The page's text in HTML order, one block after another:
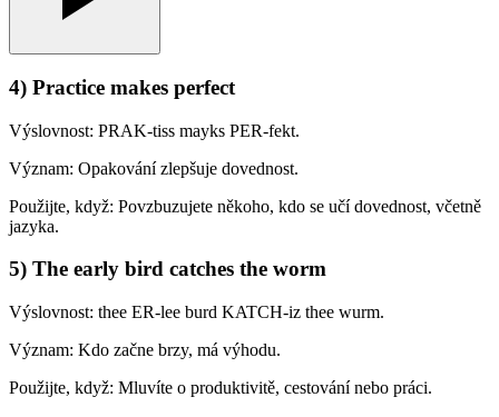
4) Practice makes perfect
Výslovnost: PRAK-tiss mayks PER-fekt.
Význam: Opakování zlepšuje dovednost.
Použijte, když: Povzbuzujete někoho, kdo se učí dovednost, včetně
jazyka.
5) The early bird catches the worm
Výslovnost: thee ER-lee burd KATCH-iz thee wurm.
Význam: Kdo začne brzy, má výhodu.
Použijte, když: Mluvíte o produktivitě, cestování nebo práci.